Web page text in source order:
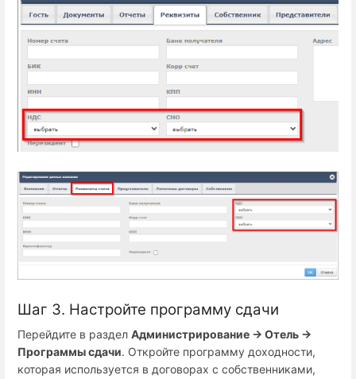
Шаг 3. Настройте программу сдачи
Перейдите в раздел Администрирование → Отель →
Программы сдачи. Откройте программу доходности,
которая используется в договорах с собственниками,